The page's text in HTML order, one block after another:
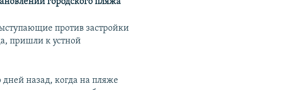
против застройки
пришли к устной
назад, когда на пляже